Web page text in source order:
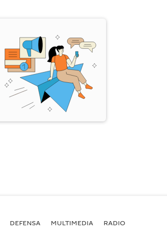
DEFENSA MULTIMEDIA RADIO